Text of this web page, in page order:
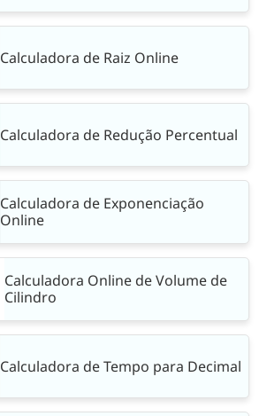
Calculadora de Raiz Online
Calculadora de Redução Percentual
Calculadora de Exponenciação
Online
Calculadora Online de Volume de
Cilindro
Calculadora de Tempo para Decimal